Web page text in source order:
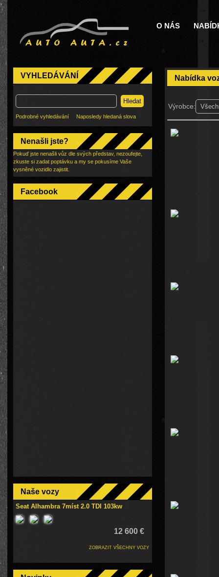
O NÁS
VYHLEDÁVÁNÍ
Hledat
Podrobné vyhledávání Naposledy hledaná slova
Nenašli jste?
Pokuď jste nenašli vůz dle svých představ, nezoufejte,
zkuste si zadat poptávku a my se pokusíme Vaše
vysněné vozidlo zajistit.
Facebook
Naše vozy
Seat Alhambra 7míst 2.0 TDI 103kw
12 600 €
ZOBRAZIT VŠECHNY VOZY
Nabídka
Výrobce: